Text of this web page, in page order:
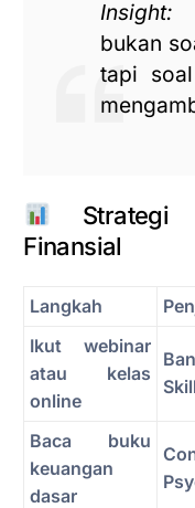
Insight:
bukan
tapi
Strategi
Finansial
Langkah
Ikut webinar
atau kelas
online
Baca buku
keuangan
dasar